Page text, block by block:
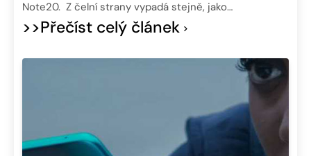
Note20. Z čelní strany vypadá stejně, jako…
>>Přečíst celý článek